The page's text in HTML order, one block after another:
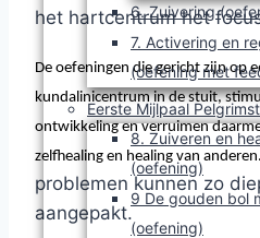
6. Zuivering
7. Activering en
(oefening met
Eerste Mijlpaal
8. Zuiveren en
(oefening)
9 De gouden bol
(oefening)
het hartcentrum het
De oefeningen die gericht zijn op
kundalinicentrum in de stuit,
ontwikkeling en verruimen
zelfhealing en healing van anderen.
problemen kunnen zo
aangepakt.